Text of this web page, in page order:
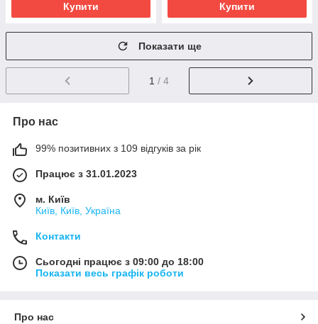
Купити Купити
Показати ще
1 / 4
Про нас
99% позитивних з 109 відгуків за рік
Працює з 31.01.2023
м. Київ
Київ, Київ, Україна
Контакти
Сьогодні працює з 09:00 до 18:00
Показати весь графік роботи
Про нас